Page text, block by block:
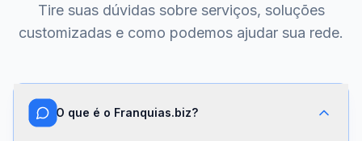
Tire suas dúvidas sobre serviços, soluções
customizadas e como podemos ajudar sua rede.
O que é o Franquias.biz?